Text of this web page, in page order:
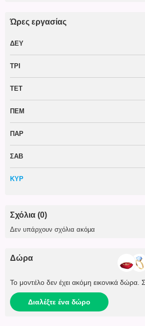
Ώρες εργασίας
ΔΕΥ
ΤΡΙ
ΤΕΤ
ΠΕΜ
ΠΑΡ
ΣΑΒ
ΚΥΡ
Σχόλια (0)
Δεν υπάρχουν σχόλια ακόμα
Δώρα
Το μοντέλο δεν έχει ακόμη εικονικά δώρα.
Διαλέξτε ένα δώρο